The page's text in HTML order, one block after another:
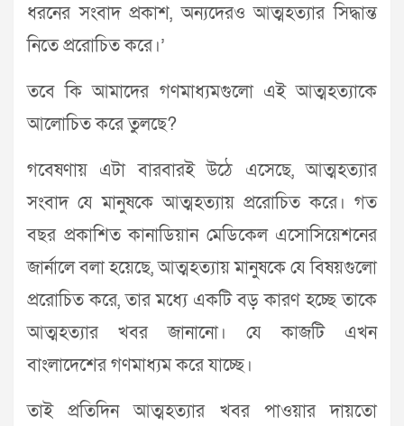
ধরনের সংবাদ প্রকাশ, অন্যদেরও আত্মহত্যার সিদ্ধান্ত
নিতে প্ররোচিত করে।’
তবে কি আমাদের গণমাধ্যমগুলো এই আত্মহত্যাকে
আলোচিত করে তুলছে?
গবেষণায় এটা বারবারই উঠে এসেছে, আত্মহত্যার
সংবাদ যে মানুষকে আত্মহত্যায় প্ররোচিত করে। গত
বছর প্রকাশিত কানাডিয়ান মেডিকেল এসোসিয়েশনের
জার্নালে বলা হয়েছে, আত্মহত্যায় মানুষকে যে বিষয়গুলো
প্ররোচিত করে, তার মধ্যে একটি বড় কারণ হচ্ছে তাকে
আত্মহত্যার খবর জানানো। যে কাজটি এখন
বাংলাদেশের গণমাধ্যম করে যাচ্ছে।
তাই প্রতিদিন আত্মহত্যার খবর পাওয়ার দায়তো